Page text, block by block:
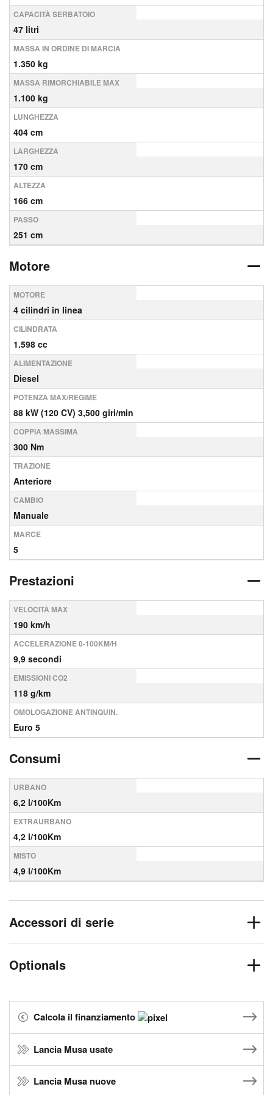
CAPACITÀ SERBATOIO
47 litri
MASSA IN ORDINE DI MARCIA
1.350 kg
MASSA RIMORCHIABILE MAX
1.100 kg
LUNGHEZZA
404 cm
LARGHEZZA
170 cm
ALTEZZA
166 cm
PASSO
251 cm
Motore
MOTORE
4 cilindri in linea
CILINDRATA
1.598 cc
ALIMENTAZIONE
Diesel
POTENZA MAX/REGIME
88 kW (120 CV) 3,500 giri/min
COPPIA MASSIMA
300 Nm
TRAZIONE
Anteriore
CAMBIO
Manuale
MARCE
5
Prestazioni
VELOCITÀ MAX
190 km/h
ACCELERAZIONE 0-100KM/H
9,9 secondi
EMISSIONI CO2
118 g/km
OMOLOGAZIONE ANTINQUIN.
Euro 5
Consumi
URBANO
6,2 l/100Km
EXTRAURBANO
4,2 l/100Km
MISTO
4,9 l/100Km
Accessori di serie
Optionals
Calcola il finanziamento
Lancia Musa usate
Lancia Musa nuove